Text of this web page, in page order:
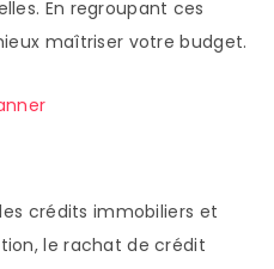
En regroupant ces
maîtriser votre budget.
crédits immobiliers et
le rachat de crédit